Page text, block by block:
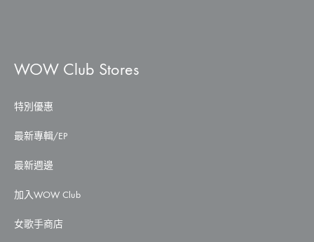
WOW Club Stores
特別優惠
最新專輯/EP
最新週邊
加入WOW Club
女歌手商店